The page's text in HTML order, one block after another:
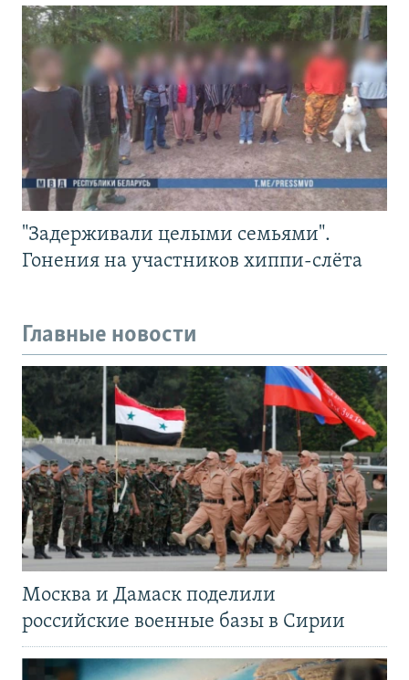
"Задерживали целыми семьями".
Гонения на участников хиппи-слёта
Главные новости
Москва и Дамаск поделили
российские военные базы в Сирии